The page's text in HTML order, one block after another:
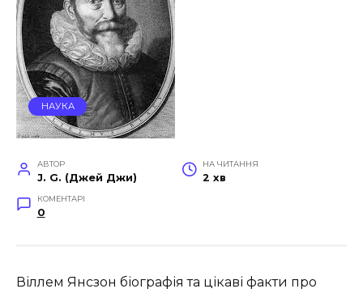
НАУКА
АВТОР
J. G. (Джей Джи)
НА ЧИТАННЯ
2 хв
КОМЕНТАРІ
0
Віллем Янсзон біографія та цікаві факти про